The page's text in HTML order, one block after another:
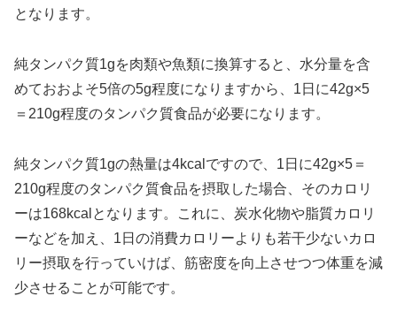
となります。
純タンパク質1gを肉類や魚類に換算すると、水分量を含
めておおよそ5倍の5g程度になりますから、1日に42g×5
＝210g程度のタンパク質食品が必要になります。
純タンパク質1gの熱量は4kcalですので、1日に42g×5＝
210g程度のタンパク質食品を摂取した場合、そのカロリ
ーは168kcalとなります。これに、炭水化物や脂質カロリ
ーなどを加え、1日の消費カロリーよりも若干少ないカロ
リー摂取を行っていけば、筋密度を向上させつつ体重を減
少させることが可能です。